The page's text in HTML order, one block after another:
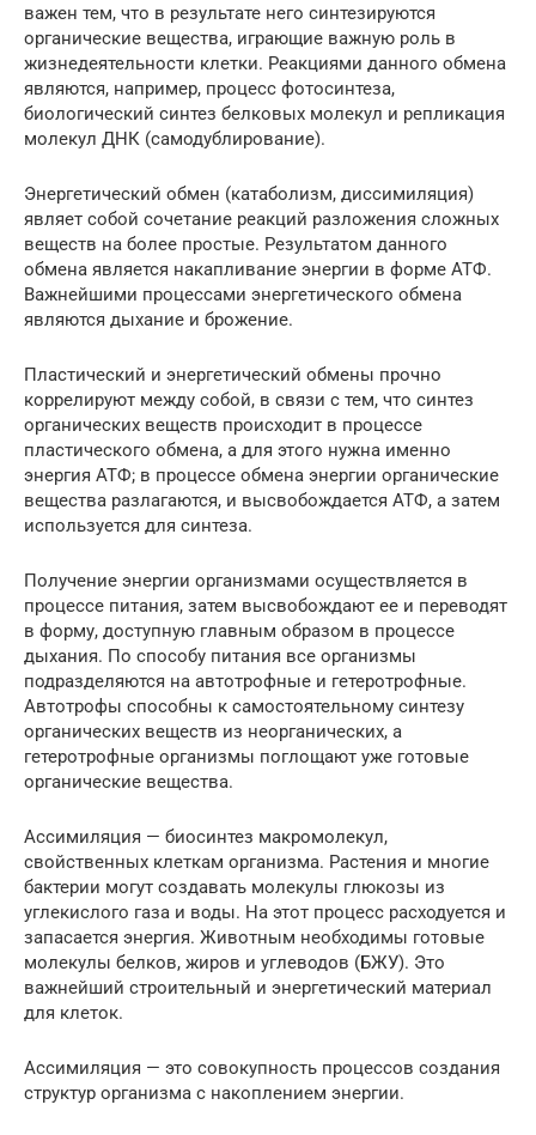
важен тем, что в результате него синтезируются
органические вещества, играющие важную роль в
жизнедеятельности клетки. Реакциями данного обмена
являются, например, процесс фотосинтеза,
биологический синтез белковых молекул и репликация
молекул ДНК (самодублирование).
Энергетический обмен (катаболизм, диссимиляция)
являет собой сочетание реакций разложения сложных
веществ на более простые. Результатом данного
обмена является накапливание энергии в форме АТФ.
Важнейшими процессами энергетического обмена
являются дыхание и брожение.
Пластический и энергетический обмены прочно
коррелируют между собой, в связи с тем, что синтез
органических веществ происходит в процессе
пластического обмена, а для этого нужна именно
энергия АТФ; в процессе обмена энергии органические
вещества разлагаются, и высвобождается АТФ, а затем
используется для синтеза.
Получение энергии организмами осуществляется в
процессе питания, затем высвобождают ее и переводят
в форму, доступную главным образом в процессе
дыхания. По способу питания все организмы
подразделяются на автотрофные и гетеротрофные.
Автотрофы способны к самостоятельному синтезу
органических веществ из неорганических, а
гетеротрофные организмы поглощают уже готовые
органические вещества.
Ассимиляция — биосинтез макромолекул,
свойственных клеткам организма. Растения и многие
бактерии могут создавать молекулы глюкозы из
углекислого газа и воды. На этот процесс расходуется и
запасается энергия. Животным необходимы готовые
молекулы белков, жиров и углеводов (БЖУ). Это
важнейший строительный и энергетический материал
для клеток.
Ассимиляция — это совокупность процессов создания
структур организма с накоплением энергии.